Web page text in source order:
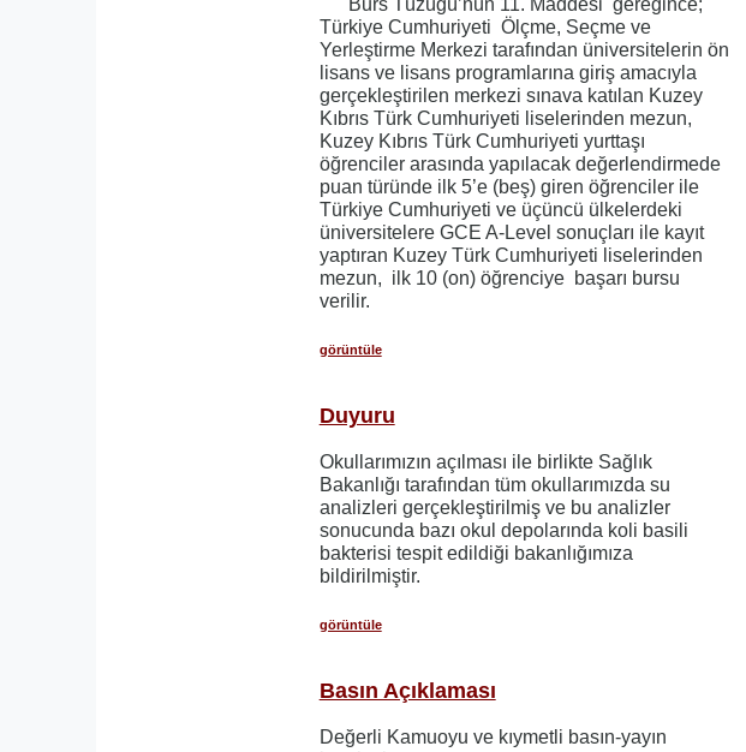
Türkiye Cumhuriyeti Ölçme, Seçme ve
Yerleştirme Merkezi tarafından üniversitelerin ön
lisans ve lisans programlarına giriş amacıyla
gerçekleştirilen merkezi sınava katılan Kuzey
Kıbrıs Türk Cumhuriyeti liselerinden mezun,
Kuzey Kıbrıs Türk Cumhuriyeti yurttaşı
öğrenciler arasında yapılacak değerlendirmede
puan türünde ilk 5’e (beş) giren öğrenciler ile
Türkiye Cumhuriyeti ve üçüncü ülkelerdeki
üniversitelere GCE A-Level sonuçları ile kayıt
yaptıran Kuzey Türk Cumhuriyeti liselerinden
mezun, ilk 10 (on) öğrenciye başarı bursu
verilir.
görüntüle
Duyuru
Okullarımızın açılması ile birlikte Sağlık
Bakanlığı tarafından tüm okullarımızda su
analizleri gerçekleştirilmiş ve bu analizler
sonucunda bazı okul depolarında koli basili
bakterisi tespit edildiği bakanlığımıza
bildirilmiştir.
görüntüle
Basın Açıklaması
Değerli Kamuoyu ve kıymetli basın-yayın